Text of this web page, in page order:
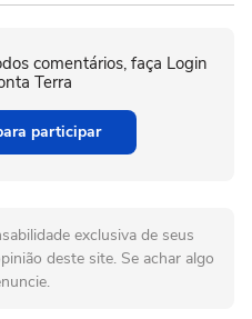
comentários, faça Login
Terra
participar
exclusiva de seus
deste site. Se achar algo